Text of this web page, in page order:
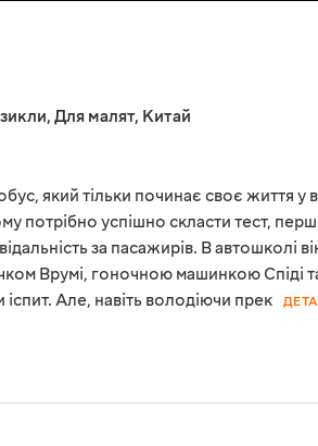
, Для малят, Китай
який тільки починає своє життя у
потрібно успішно скласти тест, перш
за пасажирів. В автошколі
Врумі, гоночною машинкою Спіді
іспит. Але, навіть володіючи прек